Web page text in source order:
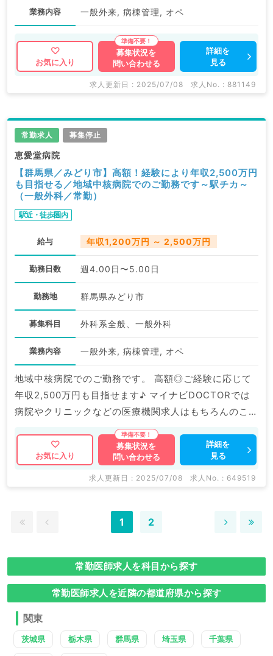
業務内容 一般外来, 病棟管理, オペ
お気に入り
募集状況を
問い合わせる
詳細を
見る
求人更新日 : 2025/07/08 求人No. : 881149
常勤求人 募集停止
恵愛堂病院
【群馬県／みどり市】高額！経験により年収2,500万円
も目指せる／地域中核病院でのご勤務です～駅チカ～
（一般外科／常勤）
駅近・徒歩圏内
給与 年収1,200万円 ～ 2,500万円
勤務日数 週4.00日〜5.00日
勤務地 群馬県みどり市
募集科目 外科系全般、一般外科
業務内容 一般外来, 病棟管理, オペ
地域中核病院でのご勤務です。 高額◎ご経験に応じて
年収2,500万円も目指せます♪ マイナビDOCTORでは
病院やクリニックなどの医療機関求人はもちろんのこ
と、 掲載情報以外にも産業医等の企業系求人も多数扱
っています。
お気に入り
募集状況を
問い合わせる
詳細を
見る
求人更新日 : 2025/07/08 求人No. : 649519
1 2
常勤医師求人を科目から探す
常勤医師求人を近隣の都道府県から探す
関東
茨城県 栃木県 群馬県 埼玉県 千葉県